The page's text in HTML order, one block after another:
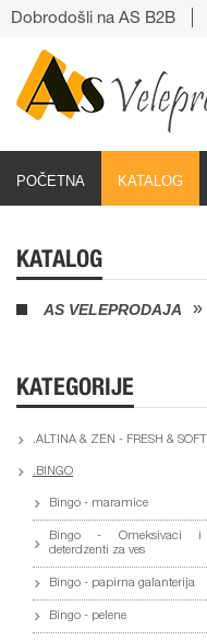
POČETNA KATALOG
Dobrodošli na AS B2B
KATALOG
AS VELEPRODAJA
KATEGORIJE
.ALTINA & ZEN - FRESH & SOFT
.BINGO
Bingo - maramice
Bingo - Omeksivaci i
deterdzenti za ves
Bingo - papirna galanterija
Bingo - pelene